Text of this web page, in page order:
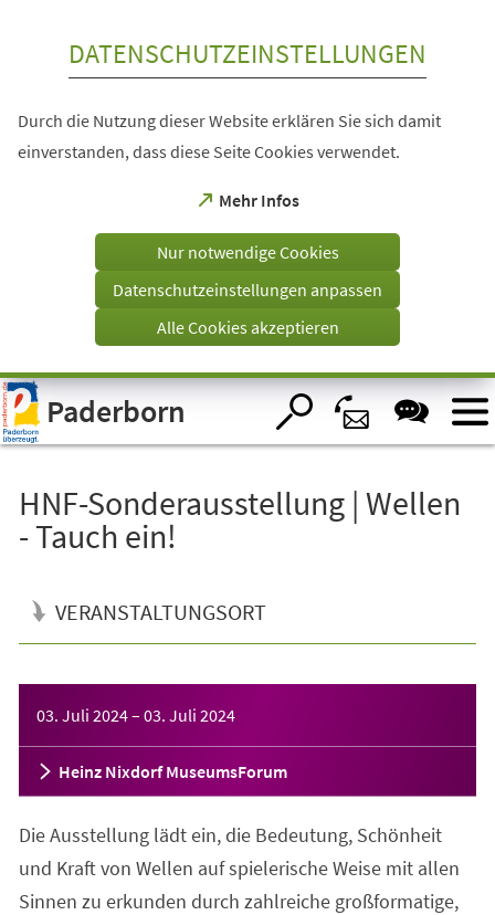
Visuelle
Assistenzsoftware
öffnen.
DATENSCHUTZEINSTELLUNGEN
Durch die Nutzung dieser Website erklären Sie sich damit
einverstanden, dass diese Seite Cookies verwendet.
Mehr Infos
(Öffnet
einem
Tab)
Nur notwendige Cookies
Datenschutzeinstellungen anpassen
Alle Cookies akzeptieren
Paderborn
HNF-Sonderausstellung | Wellen
- Tauch ein!
VERANSTALTUNGSORT
03. Juli 2024– 03. Juli 2024
Heinz Nixdorf MuseumsForum
Die Ausstellung lädt ein, die Bedeutung, Schönheit
und Kraft von Wellen auf spielerische Weise mit allen
Sinnen zu erkunden durch zahlreiche großformatige,